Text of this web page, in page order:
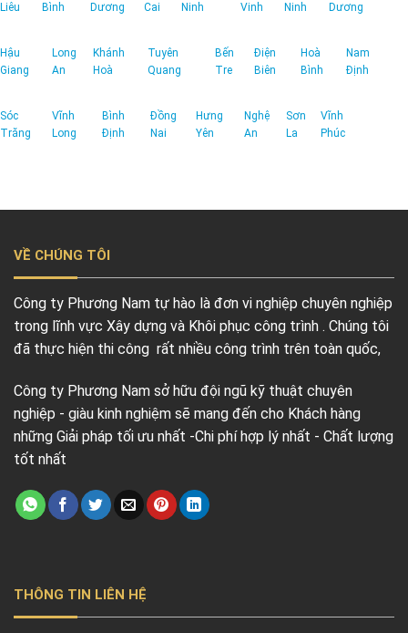
Liêu
Bình
Dương
Cai
Ninh
Vinh
Ninh
Dương
Hậu
Giang
Long
An
Khánh
Hoà
Tuyên
Quang
Bến
Tre
Điện
Biên
Hoà
Bình
Nam
Định
Sóc
Trăng
Vĩnh
Long
Bình
Định
Đồng
Nai
Hưng
Yên
Nghệ
An
Sơn
La
Vĩnh
Phúc
VỀ CHÚNG TÔI
Công ty Phương Nam tự hào là đơn vi nghiệp chuyên nghiệp
trong lĩnh vực Xây dựng và Khôi phục công trình . Chúng tôi
đã thực hiện thi công rất nhiều công trình trên toàn quốc,
Công ty Phương Nam sở hữu đội ngũ kỹ thuật chuyên
nghiệp - giàu kinh nghiệm sẽ mang đến cho Khách hàng
những Giải pháp tối ưu nhất -Chi phí hợp lý nhất - Chất lượng
tốt nhất
THÔNG TIN LIÊN HỆ